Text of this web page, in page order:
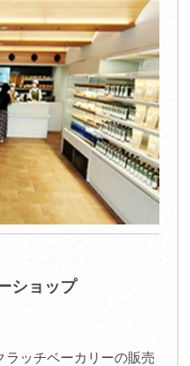
ショップ
ラッチベーカリーの販売